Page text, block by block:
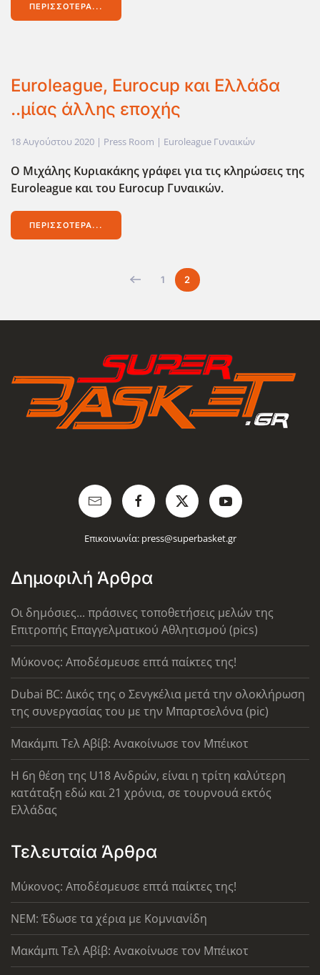
ΠΕΡΙΣΣΌΤΕΡΑ...
Euroleague, Eurocup και Ελλάδα
..μίας άλλης εποχής
18 Αυγούστου 2020 | Press Room | Euroleague Γυναικών
Ο Μιχάλης Κυριακάκης γράφει για τις κληρώσεις της
Euroleague και του Eurocup Γυναικών.
ΠΕΡΙΣΣΌΤΕΡΑ...
1 2
Επικοινωνία: press@superbasket.gr
Δημοφιλή Άρθρα
Οι δημόσιες... πράσινες τοποθετήσεις μελών της
Επιτροπής Επαγγελματικού Αθλητισμού (pics)
Μύκονος: Αποδέσμευσε επτά παίκτες της!
Dubai BC: Δικός της ο Σενγκέλια μετά την ολοκλήρωση
της συνεργασίας του με την Μπαρτσελόνα (pic)
Μακάμπι Τελ Αβίβ: Ανακοίνωσε τον Μπέικοτ
Η 6η θέση της U18 Ανδρών, είναι η τρίτη καλύτερη
κατάταξη εδώ και 21 χρόνια, σε τουρνουά εκτός
Ελλάδας
Τελευταία Άρθρα
Μύκονος: Αποδέσμευσε επτά παίκτες της!
ΝΕΜ: Έδωσε τα χέρια με Κομνιανίδη
Μακάμπι Τελ Αβίβ: Ανακοίνωσε τον Μπέικοτ